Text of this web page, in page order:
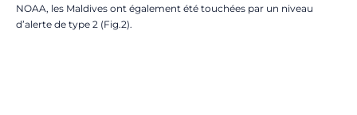
NOAA, les Maldives ont également été touchées par un niveau
d’alerte de type 2 (Fig.2).